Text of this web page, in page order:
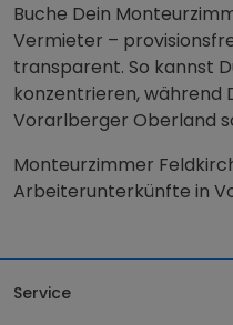
Buche Dein
Vermieter –
transparent. So kannst
konzentrieren, während
Vorarlberger Oberland
Monteurzimmer
Arbeiterunterkünfte in
Service